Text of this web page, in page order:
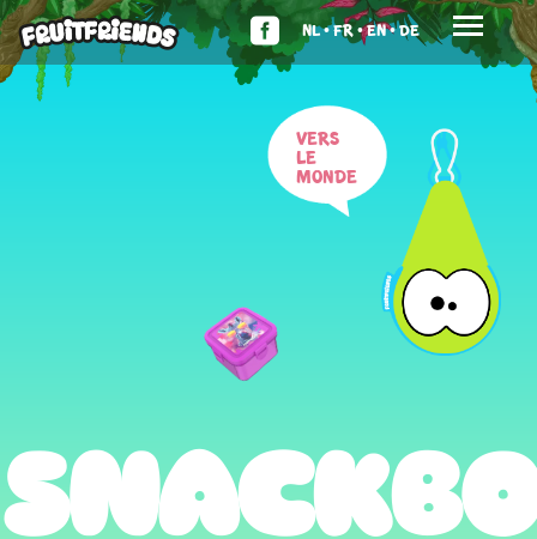
NL •FR •EN •DE
Vers
le
monde